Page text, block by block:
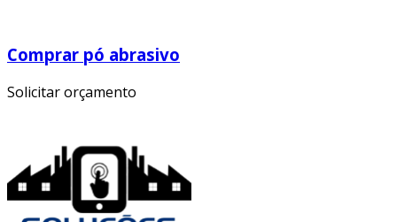
Comprar pó abrasivo
Solicitar orçamento